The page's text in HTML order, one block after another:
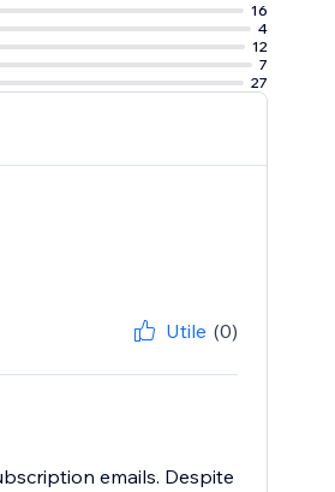
16
4
12
7
27
Utile (0)
emails. Despite